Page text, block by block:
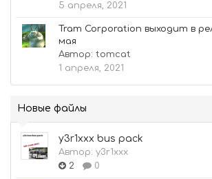
5 апреля, 2021
Tram Corporation выходит в
мая
Автор: tomcat
1 апреля, 2021
Новые файлы
y3r1xxx bus pack
Автор: y3r1xxx
2
0